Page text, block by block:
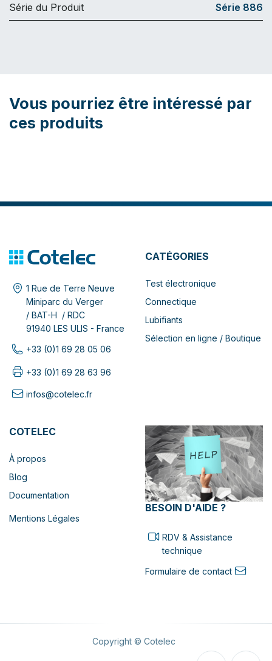
Série du Produit Série 886
Vous pourriez être intéressé par
ces produits
1 Rue de Terre Neuve
Miniparc du Verger
/ BAT-H / RDC
91940 LES ULIS - France
+33 (0)1 69 28 05 06
+33 (0)1 69 28 63 96
infos@cotelec.fr
CATÉGORIES
Test électronique
Connectique
Lubifiants
Sélection en ligne / Boutique
COTELEC
À propos
Blog
Documentation
Mentions Légales
BESOIN D'AIDE ?
RDV & Assistance
technique
Formulaire de contact
Copyright © Cotelec